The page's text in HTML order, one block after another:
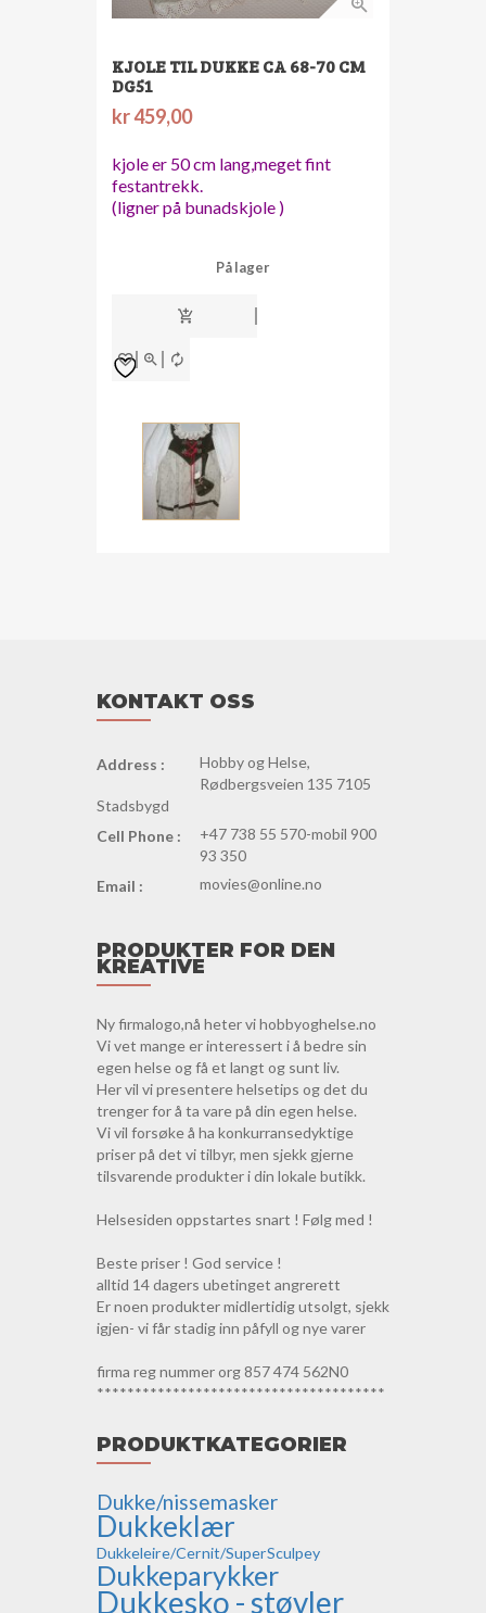
KJOLE TIL DUKKE CA 68-70 CM
DG51
kr459,00
kjole er 50 cm lang,meget fint
festantrekk.
(ligner på bunadskjole )
På lager
til
KONTAKT OSS
Address :
Hobby og Helse,
Rødbergsveien 135 7105
Stadsbygd
Cell Phone :
+47 738 55 570-mobil 900
93 350
Email :
movies@online.no
PRODUKTER FOR DEN
KREATIVE
Ny firmalogo,nå heter vi hobbyoghelse.no
Vi vet mange er interessert i å bedre sin
egen helse og få et langt og sunt liv.
Her vil vi presentere helsetips og det du
trenger for å ta vare på din egen helse.
Vi vil forsøke å ha konkurransedyktige
priser på det vi tilbyr, men sjekk gjerne
tilsvarende produkter i din lokale butikk.
Helsesiden oppstartes snart ! Følg med !
Beste priser ! God service !
alltid 14 dagers ubetinget angrerett
Er noen produkter midlertidig utsolgt, sjekk
igjen- vi får stadig inn påfyll og nye varer
firma reg nummer org 857 474 562N0
**************************************
PRODUKTKATEGORIER
Dukke/nissemasker
Dukkeklær
Dukkeleire/Cernit/SuperSculpey
Dukkeparykker
Dukkesko - støvler